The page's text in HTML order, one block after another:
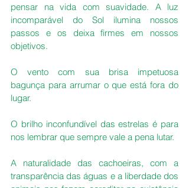
pensar na vida com suavidade. A luz
incomparável do Sol ilumina nossos
passos e os deixa firmes em nossos
objetivos.
O vento com sua brisa impetuosa
bagunça para arrumar o que está fora do
lugar.
O brilho inconfundível das estrelas é para
nos lembrar que sempre vale a pena lutar.
A naturalidade das cachoeiras, com a
transparência das águas e a liberdade dos